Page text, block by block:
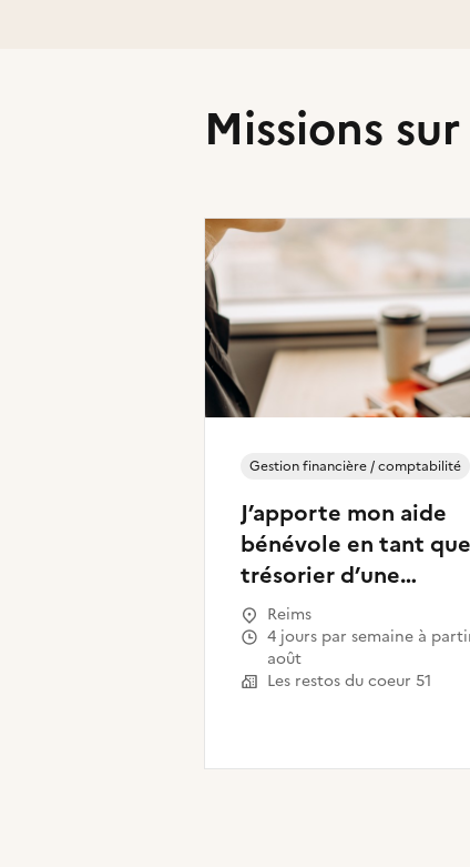
Missions
J’apporte mon aide
bénévole en tant que
trésorier d’une
association
Gestion financière / comptabilité
Reims
4 jours par semaine à partir du 31
août
Les restos du coeur 51